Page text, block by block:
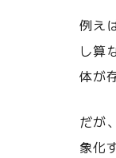
例え
し算
体が
だが
象化